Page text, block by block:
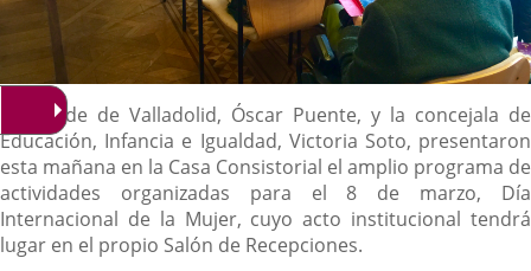
Descripción
El alcalde de Valladolid, Óscar Puente, y la concejala de
Educación, Infancia e Igualdad, Victoria Soto, presentaron
esta mañana en la Casa Consistorial el amplio programa de
actividades organizadas para el 8 de marzo, Día
Internacional de la Mujer, cuyo acto institucional tendrá
lugar en el propio Salón de Recepciones.